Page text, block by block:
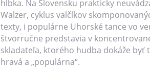
hĺbka. Na Slovensku prakticky
Walzer, cyklus valčíkov
texty, i populárne Uhorské tance vo
štvorručne predstavia v
skladateľa, ktorého hudba dokáže byť
hravá a „populárna“.